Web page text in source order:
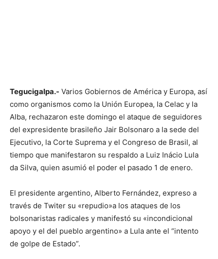
Tegucigalpa.- Varios Gobiernos de América y Europa, así
como organismos como la Unión Europea, la Celac y la
Alba, rechazaron este domingo el ataque de seguidores
del expresidente brasileño Jair Bolsonaro a la sede del
Ejecutivo, la Corte Suprema y el Congreso de Brasil, al
tiempo que manifestaron su respaldo a Luiz Inácio Lula
da Silva, quien asumió el poder el pasado 1 de enero.
El presidente argentino, Alberto Fernández, expreso a
través de Twiter su «repudio»a los ataques de los
bolsonaristas radicales y manifestó su «incondicional
apoyo y el del pueblo argentino» a Lula ante el “intento
de golpe de Estado”.